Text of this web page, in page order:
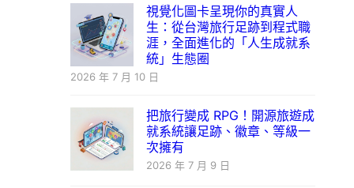
視覺化圖卡呈現你的真實人
生：從台灣旅行足跡到程式職
涯，全面進化的「人生成就系
統」生態圈
2026 年 7 月 10 日
把旅行變成 RPG！開源旅遊成
就系統讓足跡、徽章、等級一
次擁有
2026 年 7 月 9 日